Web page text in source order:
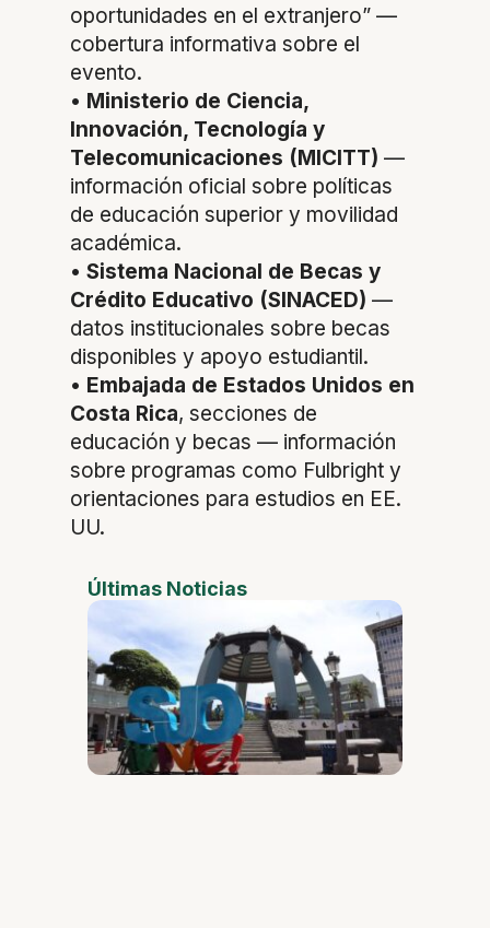
oportunidades en el extranjero” —
cobertura informativa sobre el
evento.
• Ministerio de Ciencia,
Innovación, Tecnología y
Telecomunicaciones (MICITT) —
información oficial sobre políticas
de educación superior y movilidad
académica.
• Sistema Nacional de Becas y
Crédito Educativo (SINACED) —
datos institucionales sobre becas
disponibles y apoyo estudiantil.
• Embajada de Estados Unidos en
Costa Rica, secciones de
educación y becas — información
sobre programas como Fulbright y
orientaciones para estudios en EE.
UU.
Últimas Noticias